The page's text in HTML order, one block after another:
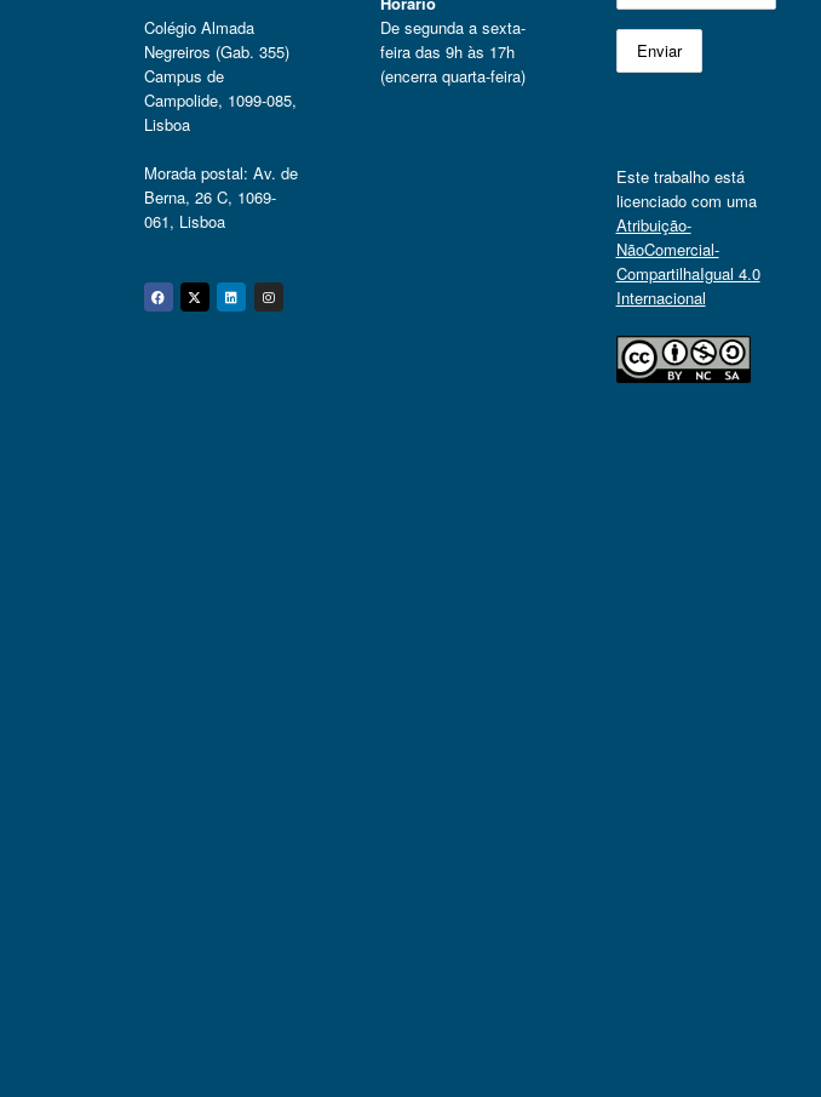
Colégio Almada
Negreiros (Gab. 355)
Campus de
Campolide, 1099-085,
Lisboa
Morada postal: Av. de
Berna, 26 C, 1069-
061, Lisboa
Facebook
Twitter
Linkedin
Instagram
De segunda a sexta-
feira das 9h às 17h
(encerra quarta-feira)
Este trabalho está
licenciado com uma
Atribuição-
NãoComercial-
CompartilhaIgual 4.0
Internacional